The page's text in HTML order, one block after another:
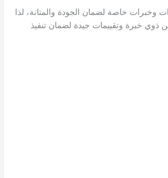
وخبرات خاصة لضمان الجودة والمتانة، لذا
ذوي خبرة وتقييمات جيدة لضمان تنفيذ